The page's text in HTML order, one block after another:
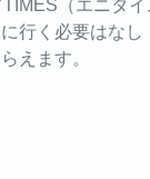
（エニタ
行く必要はなし
えます。